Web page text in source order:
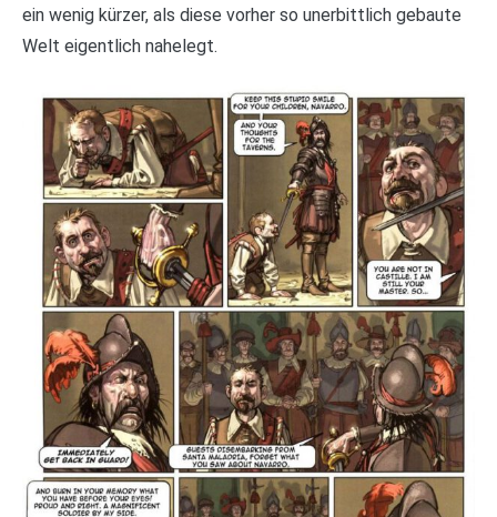
ein wenig kürzer, als diese vorher so unerbittlich gebaute
Welt eigentlich nahelegt.